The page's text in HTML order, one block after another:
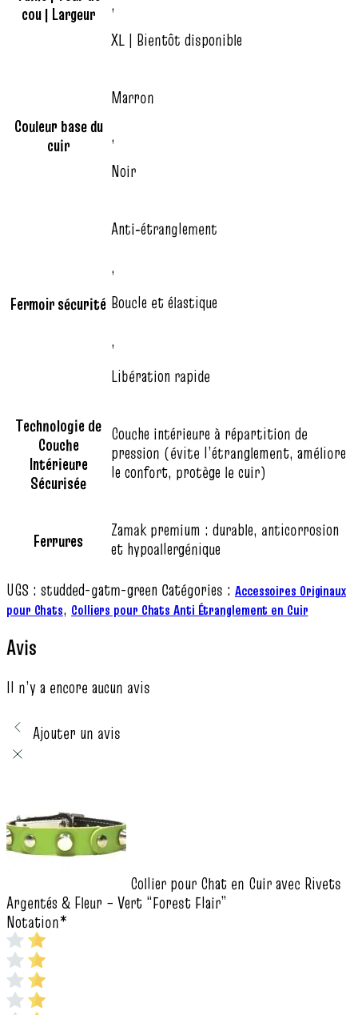
cou | Largeur
XL | Bientôt disponible
Couleur base du
cuir
Marron
,
Noir
Fermoir sécurité
Anti‑étranglement
,
Boucle et élastique
,
Libération rapide
Technologie de
Couche
Intérieure
Sécurisée
Couche intérieure à répartition de
pression (évite l’étranglement, améliore
le confort, protège le cuir)
Ferrures
Zamak premium : durable, anticorrosion
et hypoallergénique
UGS : studded-gatm-green Catégories : Accessoires Originaux
pour Chats, Colliers pour Chats Anti Étranglement en Cuir
Avis
Il n’y a encore aucun avis
Ajouter un avis
Collier pour Chat en Cuir avec Rivets
Argentés & Fleur – Vert “Forest Flair”
Notation*